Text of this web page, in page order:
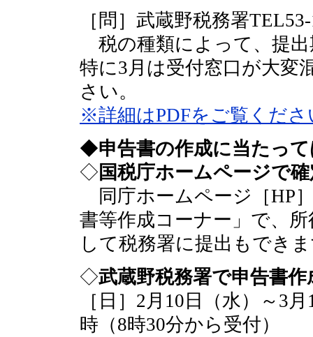
［問］武蔵野税務署
税の種類によって、提
特に3月は受付窓口が大変
さい。
※詳細はPDFをご覧くださ
◆申告書の作成に当たっ
◇ 国税庁ホームページで
同庁ホームページ［HP
書等作成コーナー」で、
して税務署に提出もでき
◇武蔵野税務署で申告書
［日］2月10日（水）～3
時（8時30分から受付）